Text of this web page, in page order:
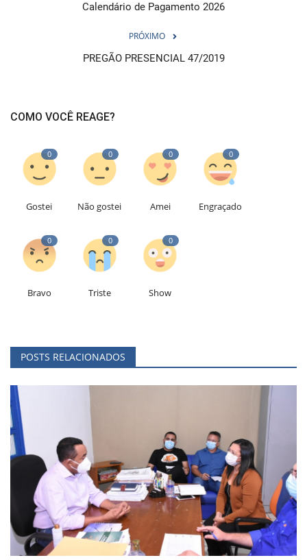
Calendário de Pagamento 2026
PRÓXIMO
PREGÃO PRESENCIAL 47/2019
COMO VOCÊ REAGE?
0
Gostei
0
Não gostei
0
Amei
0
Engraçado
0
Bravo
0
Triste
0
Show
POSTS RELACIONADOS